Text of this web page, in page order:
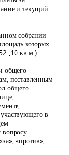
и текущий
собрании
которых
,10 кв.м.)
общего
поставленным
общего
в
«против»,